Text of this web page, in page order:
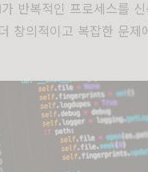
반복적인 프로세스를
창의적이고 복잡한 문제